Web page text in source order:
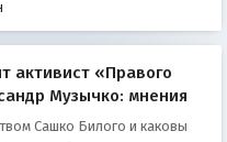
активист «Правого
Музычко: мнения
Сашко Билого и каковы